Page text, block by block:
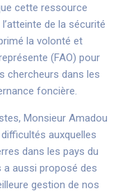
cette ressource
de la sécurité
la volonté et
(FAO) pour
chercheurs dans les
foncière.
Monsieur Amadou
auxquelles
dans les pays du
a aussi proposé des
gestion de nos